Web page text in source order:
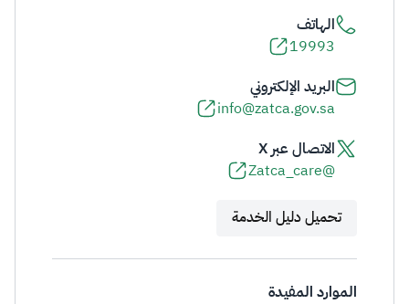
الهاتف
19993
البريد الإلكتروني
info@zatca.gov.sa
الاتصال عبر X
@Zatca_care
تحميل دليل الخدمة
الموارد المفيدة